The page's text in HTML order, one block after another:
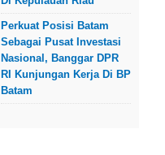
Perkuat Posisi Batam
Sebagai Pusat Investasi
Nasional, Banggar DPR
RI Kunjungan Kerja Di BP
Batam